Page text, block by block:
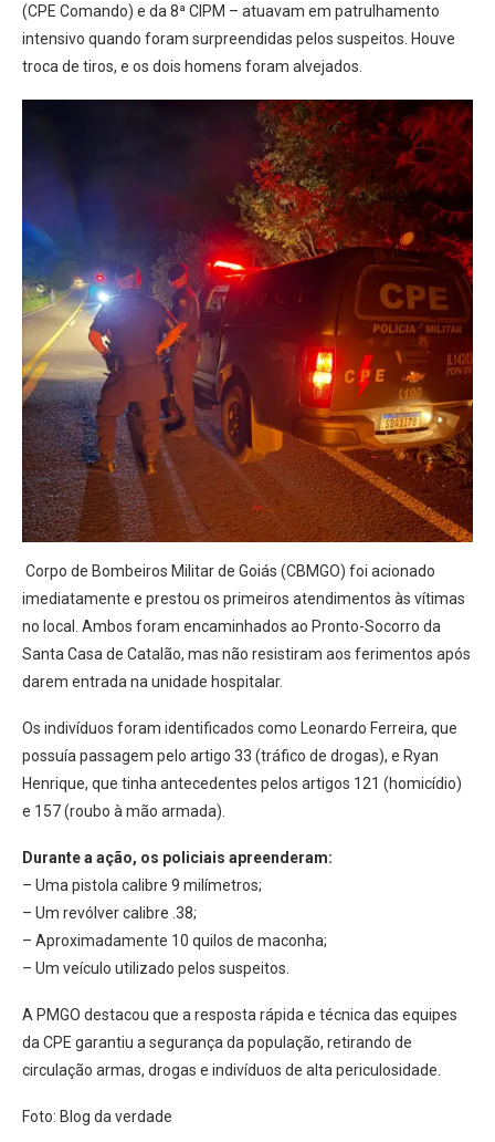
(CPE Comando) e da 8ª CIPM – atuavam em patrulhamento
intensivo quando foram surpreendidas pelos suspeitos. Houve
troca de tiros, e os dois homens foram alvejados.
Corpo de Bombeiros Militar de Goiás (CBMGO) foi acionado
imediatamente e prestou os primeiros atendimentos às vítimas
no local. Ambos foram encaminhados ao Pronto-Socorro da
Santa Casa de Catalão, mas não resistiram aos ferimentos após
darem entrada na unidade hospitalar.
Os indivíduos foram identificados como Leonardo Ferreira, que
possuía passagem pelo artigo 33 (tráfico de drogas), e Ryan
Henrique, que tinha antecedentes pelos artigos 121 (homicídio)
e 157 (roubo à mão armada).
Durante a ação, os policiais apreenderam:
– Uma pistola calibre 9 milímetros;
– Um revólver calibre .38;
– Aproximadamente 10 quilos de maconha;
– Um veículo utilizado pelos suspeitos.
A PMGO destacou que a resposta rápida e técnica das equipes
da CPE garantiu a segurança da população, retirando de
circulação armas, drogas e indivíduos de alta periculosidade.
Foto: Blog da verdade